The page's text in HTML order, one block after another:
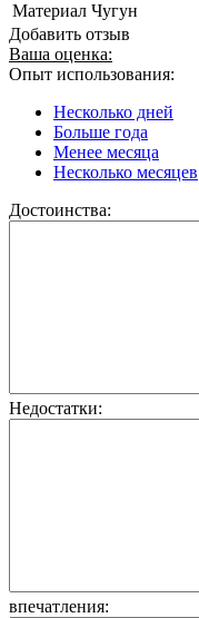
Материал Чугун
Добавить отзыв
Ваша оценка:
Опыт использования:
Несколько дней
Больше года
Менее месяца
Несколько месяцев
Достоинства:
Недостатки:
впечатления: